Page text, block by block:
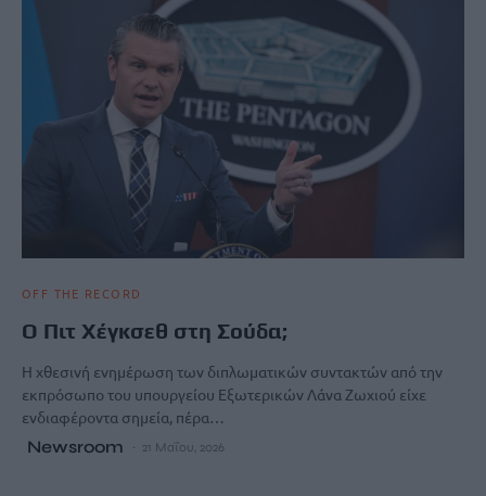
OFF THE RECORD
Ο Πιτ Χέγκσεθ στη Σούδα;
Η χθεσινή ενημέρωση των διπλωματικών συντακτών από την
εκπρόσωπο του υπουργείου Εξωτερικών Λάνα Ζωχιού είχε
ενδιαφέροντα σημεία, πέρα…
Newsroom 21 Μαΐου, 2026